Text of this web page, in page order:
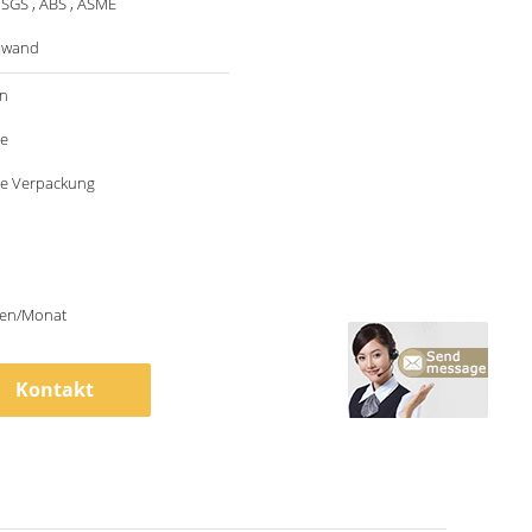
Verpackung
Monat
Kontakt